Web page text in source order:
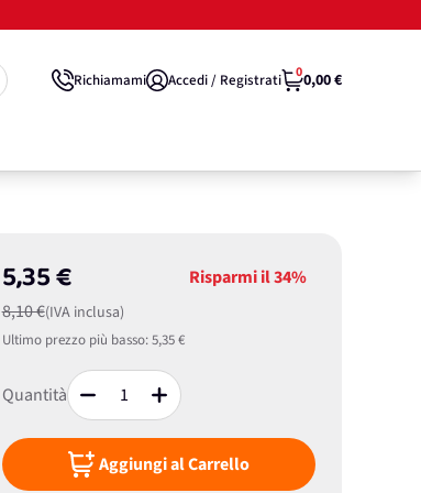
Richiamami Accedi / Registrati 00,00 €
5,35 €
8,10 €(IVA inclusa)
Risparmi il34%
Ultimo prezzo più basso:5,35 €
Quantità
Aggiungi al Carrello